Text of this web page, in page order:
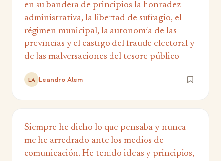
en su bandera de principios la honradez
administrativa, la libertad de sufragio, el
régimen municipal, la autonomía de las
provincias y el castigo del fraude electoral y
de las malversaciones del tesoro público
LA Leandro Alem
Siempre he dicho lo que pensaba y nunca
me he arredrado ante los medios de
comunicación. He tenido ideas y principios,